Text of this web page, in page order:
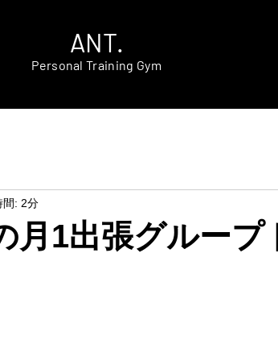
ANT.
Personal Training Gym
月1出張グループ
間: 2分